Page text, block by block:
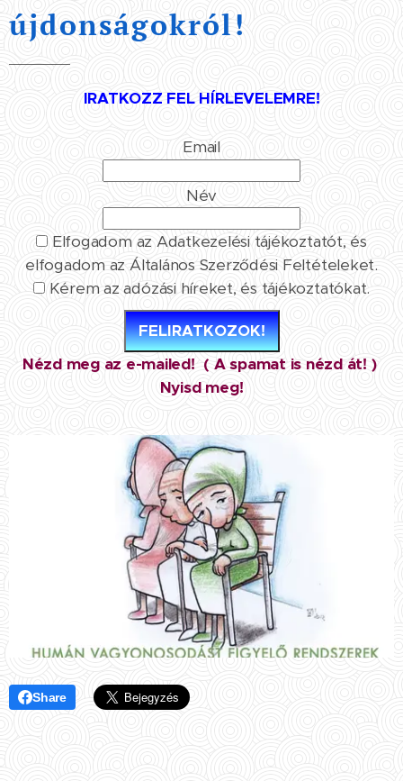
újdonságokról!
IRATKOZZ FEL HÍRLEVELEMRE!
Email
Név
Elfogadom az Adatkezelési tájékoztatót, és
elfogadom az Általános Szerződési Feltételeket.
Kérem az adózási híreket, és tájékoztatókat.
FELIRATKOZOK!
Nézd meg az e-mailed! ( A spamat is nézd át! )
Nyisd meg!
Share